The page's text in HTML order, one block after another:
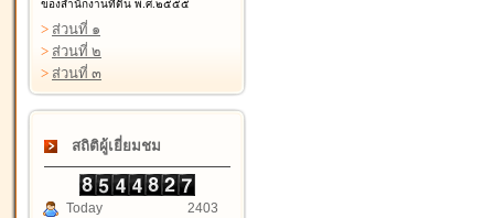
ของสำนักงานที่ดิน พ.ศ.๒๕๕๕
> ส่วนที่ ๑
> ส่วนที่ ๒
> ส่วนที่ ๓
สถิติผู้เยี่ยมชม
Today
2403